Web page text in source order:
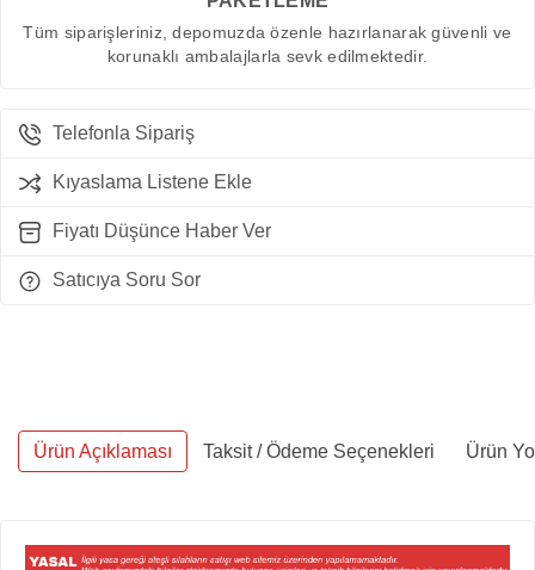
Tüm siparişleriniz, depomuzda özenle hazırlanarak güvenli ve
korunaklı ambalajlarla sevk edilmektedir.
Telefonla Sipariş
Kıyaslama Listene Ekle
Fiyatı Düşünce Haber Ver
Satıcıya Soru Sor
Ürün Açıklaması Taksit / Ödeme Seçenekleri Ürün